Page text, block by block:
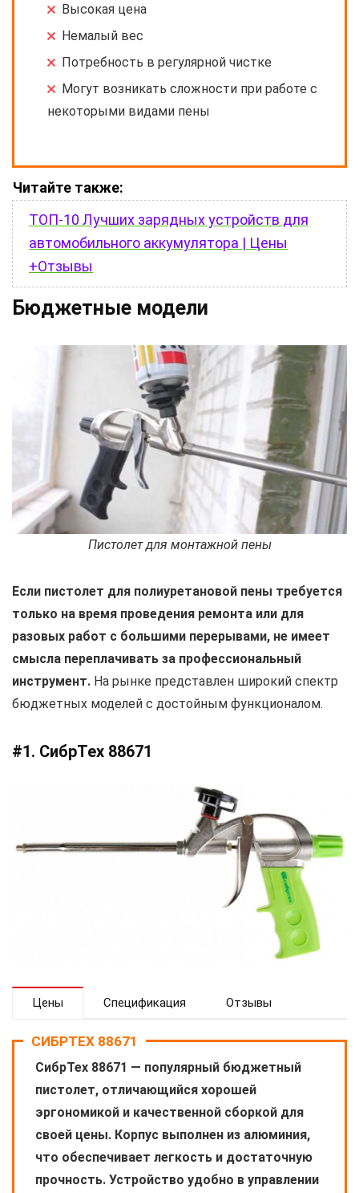
Высокая цена
Немалый вес
Потребность в регулярной чистке
Могут возникать сложности при работе с
некоторыми видами пены
Читайте также:
ТОП-10 Лучших зарядных устройств для
автомобильного аккумулятора | Цены
+Отзывы
Бюджетные модели
Пистолет для монтажной пены
Если пистолет для полиуретановой пены требуется
только на время проведения ремонта или для
разовых работ с большими перерывами, не имеет
смысла переплачивать за профессиональный
инструмент. На рынке представлен широкий спектр
бюджетных моделей с достойным функционалом.
#1. СибрТех 88671
Цены Спецификация Отзывы
СИБРТЕХ 88671
СибрТех 88671 — популярный бюджетный
пистолет, отличающийся хорошей
эргономикой и качественной сборкой для
своей цены. Корпус выполнен из алюминия,
что обеспечивает легкость и достаточную
прочность. Устройство удобно в управлении